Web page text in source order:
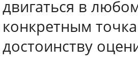
двигаться в
конкретным
достоинству